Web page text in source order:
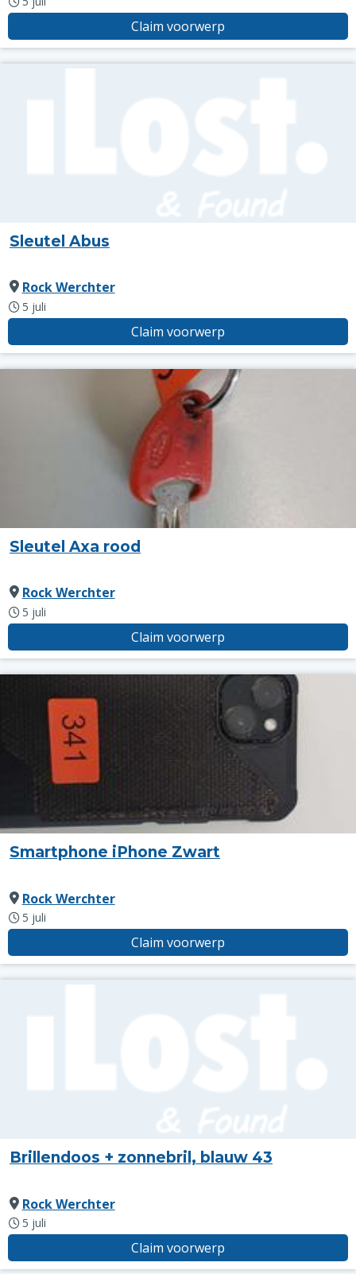
Claim voorwerp
Sleutel Abus
Rock Werchter
5 juli
Claim voorwerp
Sleutel Axa rood
Rock Werchter
5 juli
Claim voorwerp
Smartphone iPhone Zwart
Rock Werchter
5 juli
Claim voorwerp
Brillendoos + zonnebril, blauw 43
Rock Werchter
5 juli
Claim voorwerp